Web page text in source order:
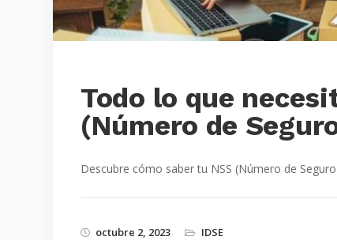
Todo lo que
(Número de
Descubre cómo saber tu NSS (Número de
octubre 2, 2023 IDSE